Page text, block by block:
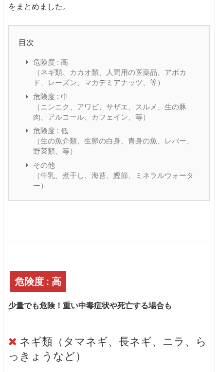
をまとめました。
目次
危険度 : 高
（ネギ類、カカオ類、人間用の医薬品、アボカ
ド、レーズン、マカデミアナッツ、等）
危険度 : 中
（ニンニク、アワビ、サザエ、スルメ、生の豚
肉、アルコール、カフェイン、等）
危険度 : 低
（生の魚介類、生卵の白身、青身の魚、レバー、
野菜類、等）
その他
（牛乳、煮干し、海苔、鰹節、ミネラルウォータ
ー）
危険度 : 高
少量でも危険！重い中毒症状や死亡する場合も
ネギ類（タマネギ、長ネギ、ニラ、ら
っきょうなど）